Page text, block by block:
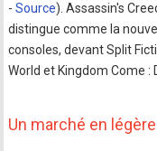
-Source). Assassin's
distingue comme la
consoles, devant Split
World et Kingdom Come :
Un marché en